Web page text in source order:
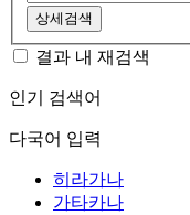
상세검색
결과 내 재검색
인기 검색어
다국어 입력
히라가나
가타카나